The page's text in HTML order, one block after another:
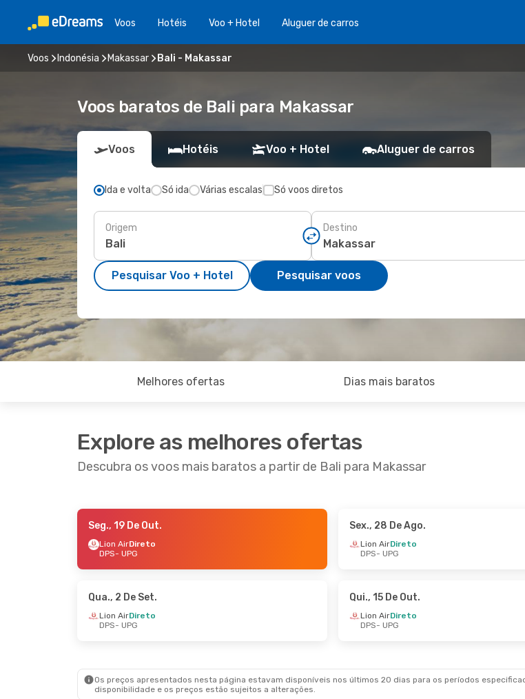
Voos Hotéis Voo + Hotel Aluguer de carros
Voos Indonésia Makassar Bali - Makassar
Voos baratos de Bali para Makassar
Voos Hotéis Voo + Hotel Aluguer de carros
Ida e volta Só ida Várias escalas Só voos diretos
Origem Destino
Pesquisar Voo + Hotel Pesquisar voos
Melhores ofertas Dias mais baratos
Explore as melhores ofertas
Descubra os voos mais baratos a partir de Bali para Makassar
- Ter., 25 De Ago.
Seg., 19 De Out.
Lion AirDireto
DPS- UPG
Sex., 28 De Ago.
Lion AirDireto
DPS- UPG
Qua., 2 De Set.
Lion AirDireto
DPS- UPG
Qui., 15 De Out.
Lion AirDireto
DPS- UPG
Os preços apresentados nesta página estavam disponíveis nos últimos 20 dias para os períodos
disponibilidade e os preços estão sujeitos a alterações.